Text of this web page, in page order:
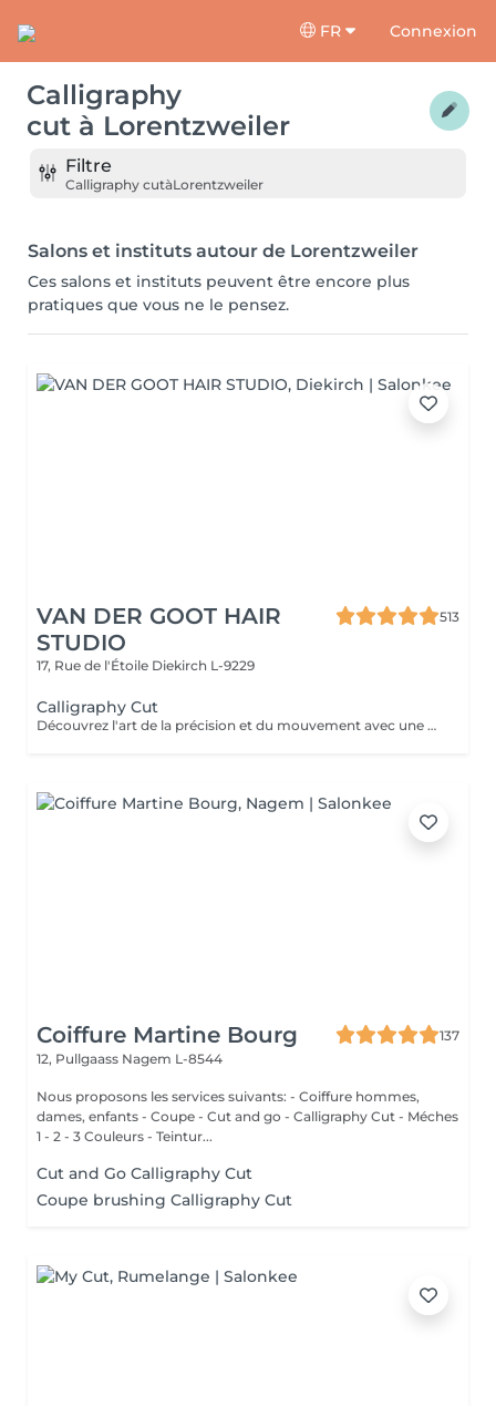
FR Connexion
Calligraphy
cut à Lorentzweiler
Filtre
Calligraphy cutàLorentzweiler
Salons et instituts autour de Lorentzweiler
Ces salons et instituts peuvent être encore plus
pratiques que vous ne le pensez.
VAN DER GOOT HAIR
STUDIO
513
17, Rue de l'Étoile Diekirch L-9229
Calligraphy Cut
Découvrez l'art de la précision et du mouvement avec une coupe Calligraphy Cut. Grâce à une technique unique réalisée avec une lame inclinée, chaque mèche est sculptée pour créer des couches douces et fluides, apportant volume naturel, texture et une forme légère. Idéale pour renforcer la densité, encadrer le visage et donner aux cheveux une sensation aérienne. Cette technique crée un style moderne, dynamique et parfaitement travaillé.
Coiffure Martine Bourg
137
12, Pullgaass Nagem L-8544
Nous proposons les services suivants: - Coiffure hommes,
dames, enfants - Coupe - Cut and go - Calligraphy Cut - Méches
1 - 2 - 3 Couleurs - Teintur...
Cut and Go Calligraphy Cut
Coupe brushing Calligraphy Cut